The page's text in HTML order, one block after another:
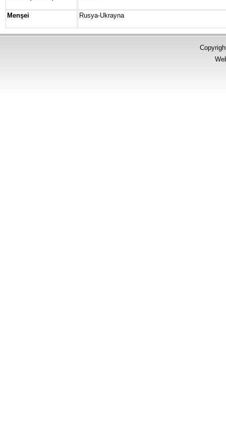
Menşei Rusya-Ukrayna